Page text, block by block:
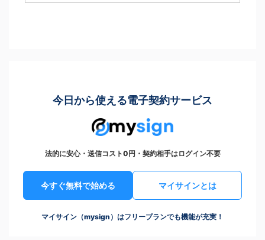
今日から使える電子契約サービス
法的に安心・送信コスト0円・契約相手はログイン不要
今すぐ無料で始める マイサインとは
マイサイン（mysign）はフリープランでも機能が充実！